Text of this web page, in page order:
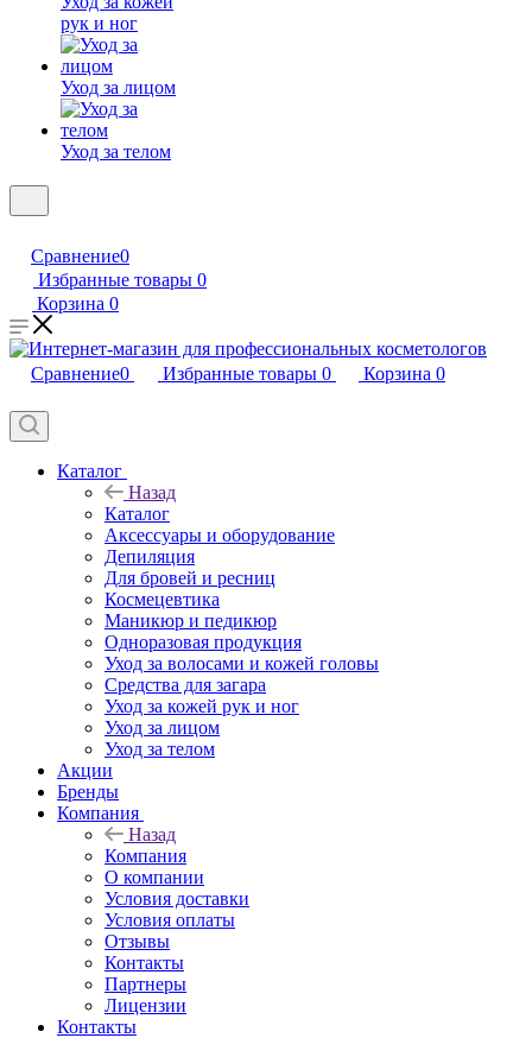
рук и ног
Уход за лицом
Уход за телом
Сравнение0
Избранные товары 0
Корзина 0
Сравнение0 Избранные товары 0 Корзина 0
Каталог
Назад
Каталог
Аксессуары и оборудование
Депиляция
Для бровей и ресниц
Космецевтика
Маникюр и педикюр
Одноразовая продукция
Уход за волосами и кожей головы
Средства для загара
Уход за кожей рук и ног
Уход за лицом
Уход за телом
Акции
Бренды
Компания
Назад
Компания
О компании
Условия доставки
Условия оплаты
Отзывы
Контакты
Партнеры
Лицензии
Контакты